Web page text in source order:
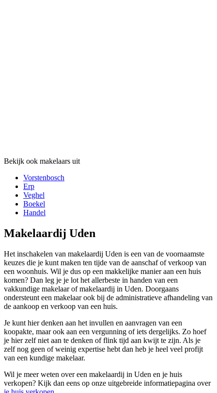
Bekijk ook makelaars uit
Vorstenbosch
Erp
Veghel
Boekel
Handel
Makelaardij Uden
Het inschakelen van makelaardij Uden is een van de voornaamste
keuzes die je kunt maken ten tijde van de aanschaf of verkoop van
een woonhuis. Wil je dus op een makkelijke manier aan een huis
komen? Dan leg je je lot het allerbeste in handen van een
vakkundige makelaar of makelaardij in Uden. Doorgaans
ondersteunt een makelaar ook bij de administratieve afhandeling van
de aankoop en verkoop van een huis.
Je kunt hier denken aan het invullen en aanvragen van een
koopakte, maar ook aan een vergunning of iets dergelijks. Zo hoef
je hier zelf niet aan te denken of flink tijd aan kwijt te zijn. Als je
zelf nog geen of weinig expertise hebt dan heb je heel veel profijt
van een kundige makelaar.
Wil je meer weten over een makelaardij in Uden en je huis
verkopen? Kijk dan eens op onze uitgebreide informatiepagina over